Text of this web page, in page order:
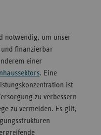
notwendig, um unser
und finanzierbar
einer
. Eine
ist
zu verbessern
zu vermeiden. Es gilt,